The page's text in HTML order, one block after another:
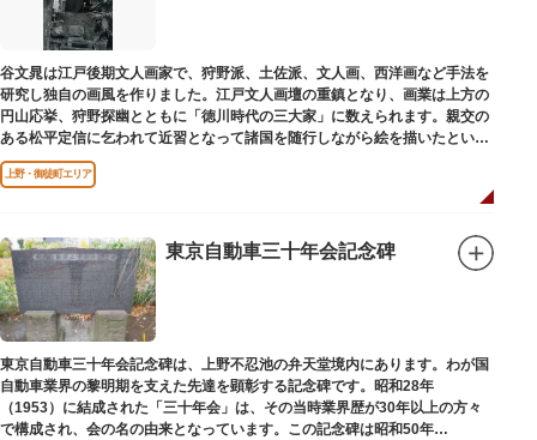
谷文晁は江戸後期文人画家で、狩野派、土佐派、文人画、西洋画など手法を
研究し独自の画風を作りました。江戸文人画壇の重鎮となり、画業は上方の
円山応挙、狩野探幽とともに「徳川時代の三大家」に数えられます。親交の
ある松平定信に乞われて近習となって諸国を随行しながら絵を描いたといわ
れています。お墓は源空寺（げんくうじ）にあります。
上野・御徒町エリア
東京自動車三十年会記念碑
東京自動車三十年会記念碑は、上野不忍池の弁天堂境内にあります。わが国
自動車業界の黎明期を支えた先達を顕彰する記念碑です。昭和28年
（1953）に結成された「三十年会」は、その当時業界歴が30年以上の方々
で構成され、会の名の由来となっています。この記念碑は昭和50年